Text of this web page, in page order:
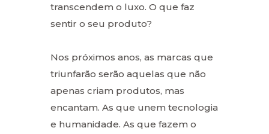
transcendem o luxo. O que faz
sentir o seu produto?
Nos próximos anos, as marcas que
triunfarão serão aquelas que não
apenas criam produtos, mas
encantam. As que unem tecnologia
e humanidade. As que fazem o